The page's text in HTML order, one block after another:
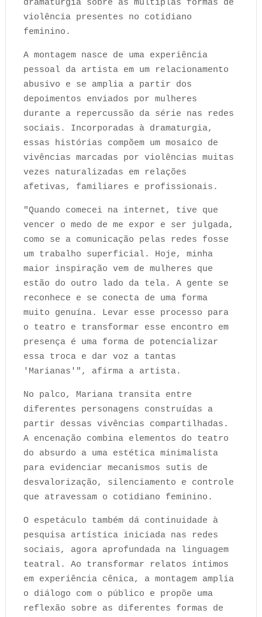
dramaturgia sobre as múltiplas formas de
violência presentes no cotidiano
feminino.
A montagem nasce de uma experiência
pessoal da artista em um relacionamento
abusivo e se amplia a partir dos
depoimentos enviados por mulheres
durante a repercussão da série nas redes
sociais. Incorporadas à dramaturgia,
essas histórias compõem um mosaico de
vivências marcadas por violências muitas
vezes naturalizadas em relações
afetivas, familiares e profissionais.
"Quando comecei na internet, tive que
vencer o medo de me expor e ser julgada,
como se a comunicação pelas redes fosse
um trabalho superficial. Hoje, minha
maior inspiração vem de mulheres que
estão do outro lado da tela. A gente se
reconhece e se conecta de uma forma
muito genuína. Levar esse processo para
o teatro e transformar esse encontro em
presença é uma forma de potencializar
essa troca e dar voz a tantas
'Marianas'", afirma a artista.
No palco, Mariana transita entre
diferentes personagens construídas a
partir dessas vivências compartilhadas.
A encenação combina elementos do teatro
do absurdo a uma estética minimalista
para evidenciar mecanismos sutis de
desvalorização, silenciamento e controle
que atravessam o cotidiano feminino.
O espetáculo também dá continuidade à
pesquisa artística iniciada nas redes
sociais, agora aprofundada na linguagem
teatral. Ao transformar relatos íntimos
em experiência cênica, a montagem amplia
o diálogo com o público e propõe uma
reflexão sobre as diferentes formas de